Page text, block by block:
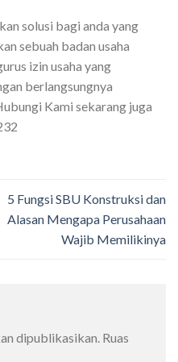
solusi bagi anda yang
sebuah badan usaha
izin usaha yang
berlangsungnya
Kami sekarang juga
5 Fungsi SBU Konstruksi dan
Alasan Mengapa Perusahaan
Wajib Memilikinya
dipublikasikan. Ruas